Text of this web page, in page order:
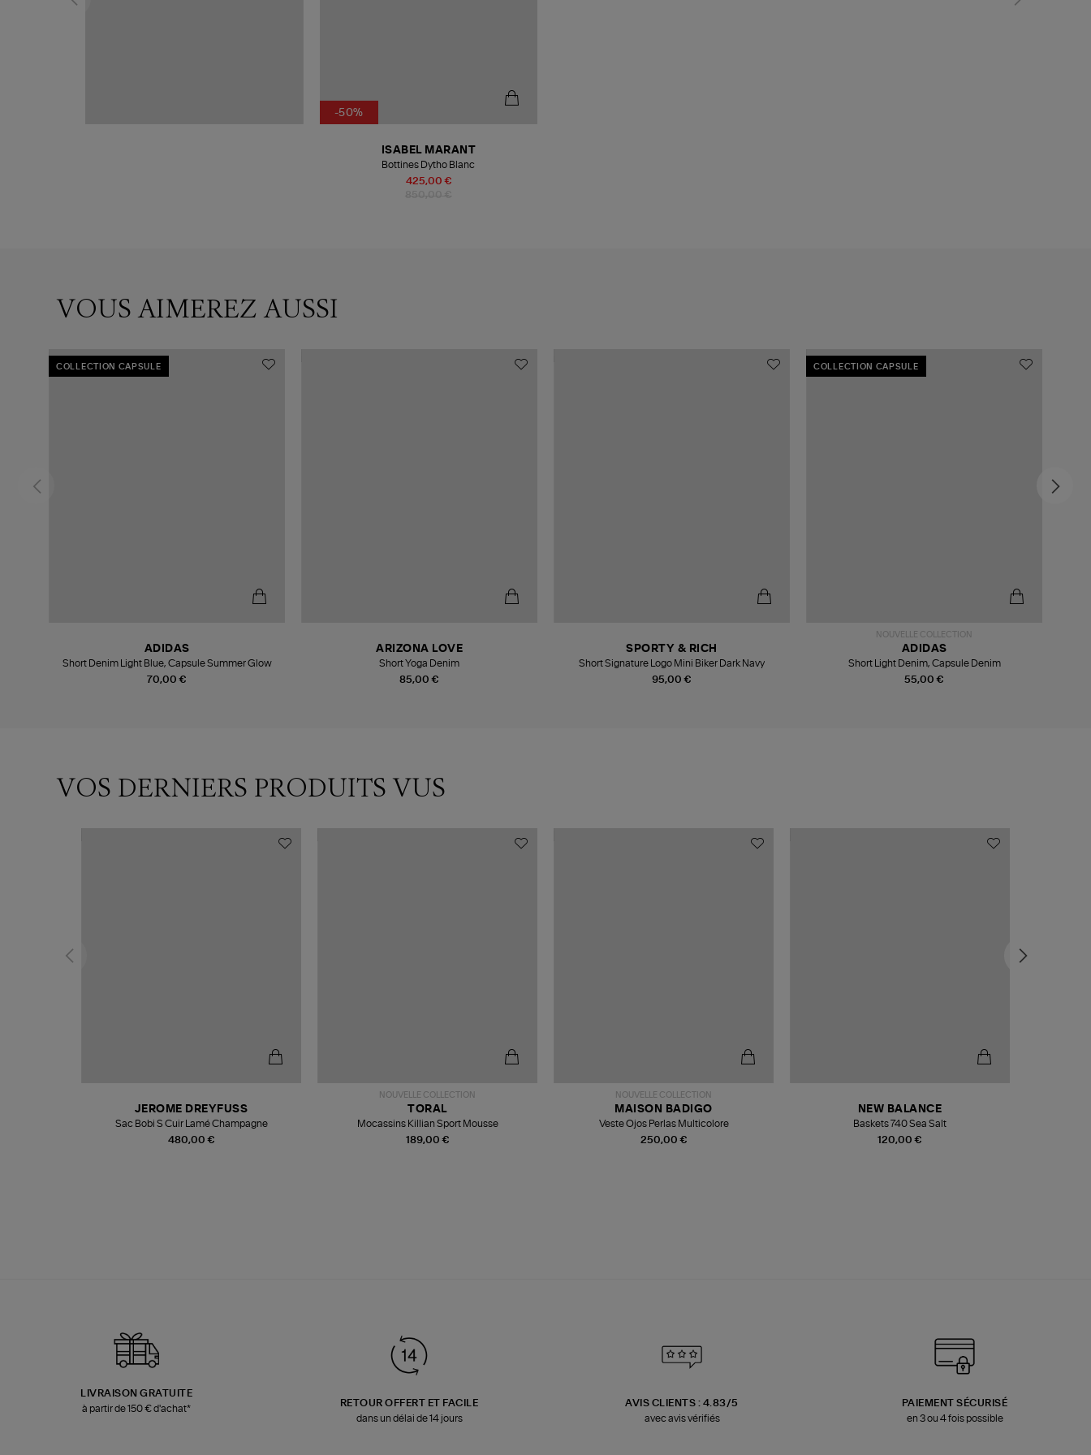
-50%
425,00 €
ISABEL MARANT
Bottines Dytho Blanc
VOUS AIMEREZ AUSSI
COLLECTION CAPSULE
70,00 €
ADIDAS
Short Denim Light Blue, Capsule Summer Glow
85,00 €
ARIZONA LOVE
Short Yoga Denim
95,00 €
SPORTY & RICH
Short Signature Logo Mini Biker Dark Navy
COLLECTION CAPSULE
NOUVELLE COLLECTION
55,00 €
ADIDAS
Short Light Denim, Capsule Denim
VOS DERNIERS PRODUITS VUS
480,00 €
JEROME DREYFUSS
Sac Bobi S Cuir Lamé Champagne
NOUVELLE COLLECTION
189,00 €
TORAL
Mocassins Killian Sport Mousse
NOUVELLE COLLECTION
250,00 €
MAISON BADIGO
Veste Ojos Perlas Multicolore
120,00 €
NEW BALANCE
Baskets 740 Sea Salt
LIVRAISON GRATUITE
à partir de 150 € d'achat*
RETOUR OFFERT ET FACILE
dans un délai de 14 jours
AVIS CLIENTS : 4.83/5
avec avis vérifiés
PAIEMENT SÉCURISÉ
en 3 ou 4 fois possible